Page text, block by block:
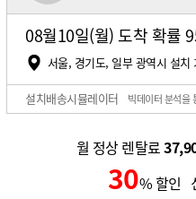
08월10일(월) 도착 확률
서울, 경기도, 일부 광역시 설치
설치배송시뮬레이터 빅데이터 분석을
월 정상 렌탈료
30% 할인